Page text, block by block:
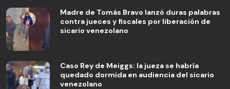
Madre de Tomás Bravo lanzó duras palabras
contra jueces y fiscales por liberación de
sicario venezolano
Caso Rey de Meiggs: la jueza se habría
quedado dormida en audiencia del sicario
venezolano